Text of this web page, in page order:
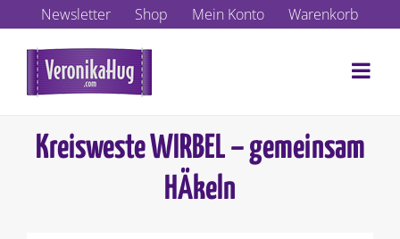
Inhalt
springen
Newsletter Shop Mein Konto Warenkorb
Kreisweste WIRBEL – gemeinsam
HÄkeln